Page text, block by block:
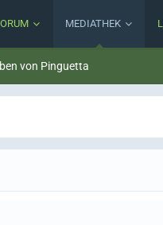
MEDIATHEK
von Pinguetta